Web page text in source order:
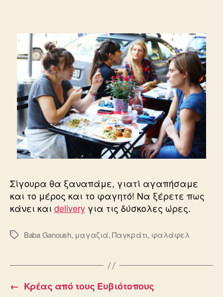
Σίγουρα θα ξαναπάμε, γιατί αγαπήσαμε
και το μέρος και το φαγητό! Να ξέρετε πως
κάνει καιdelivery για τις δύσκολες ώρες.
ΕτικέτεςBaba Ganoush, μαγαζιά,Παγκράτι, φαλάφελ
← Κρέας από τους Ευβιότοπους